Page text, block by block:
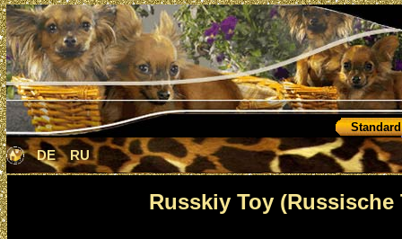
Standard
DE RU
Russkiy Toy (Russische